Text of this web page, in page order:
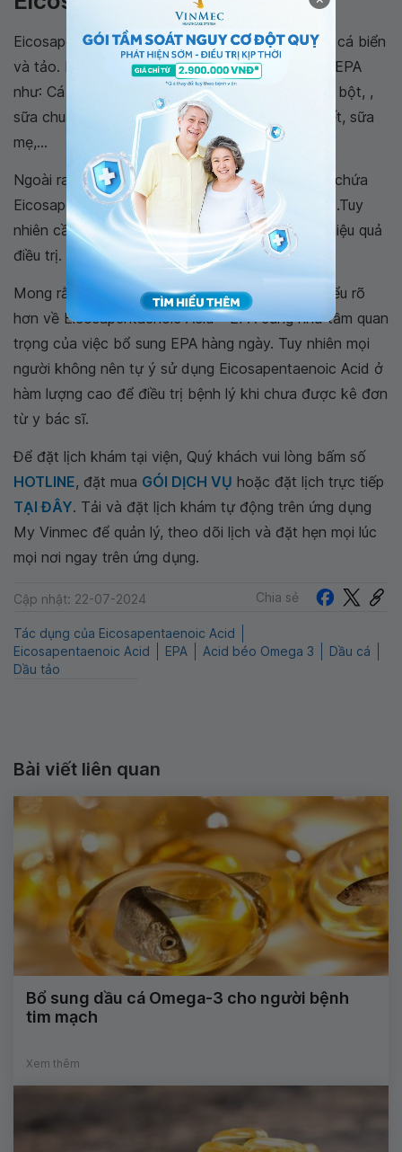
Eicosapentaenoic Acid có mặt trong một số loại cá biển
và tảo. Bạn có thể bổ sung các thực phẩm giàu EPA
như: Cá hồi, cá trích, cá mòi, cá thu, cá ngừ, sữa bột, ,
sữa chua, phô mai, hàu, sò điệp, dầu gan cá tuyết, sữa
mẹ,...
Ngoài ra có thể bổ sung thêm các viên uống có chứa
Eicosapentaenoic Acid như dầu cá hoặc dầu tảo.Tuy
nhiên cần có sự đồng ý của bác sĩ để mang lại hiệu quả
điều trị.
Mong rằng qua bài viết trên, mọi người có thể hiểu rõ
hơn về Eicosapentaenoic Acid - EPA cũng như tầm quan
trọng của việc bổ sung EPA hàng ngày. Tuy nhiên mọi
người không nên tự ý sử dụng Eicosapentaenoic Acid ở
hàm lượng cao để điều trị bệnh lý khi chưa được kê đơn
từ y bác sĩ.
Để đặt lịch khám tại viện, Quý khách vui lòng bấm số
HOTLINE, đặt mua GÓI DỊCH VỤ hoặc đặt lịch trực tiếp
TẠI ĐÂY. Tải và đặt lịch khám tự động trên ứng dụng
My Vinmec để quản lý, theo dõi lịch và đặt hẹn mọi lúc
mọi nơi ngay trên ứng dụng.
Cập nhật: 22-07-2024 Chia sẻ
Tác dụng của Eicosapentaenoic Acid
Eicosapentaenoic Acid
EPA Acid béo Omega 3
Dầu cá
Dầu tảo
Bài viết liên quan
Bổ sung dầu cá Omega-3 cho người bệnh
tim mạch
Xem thêm